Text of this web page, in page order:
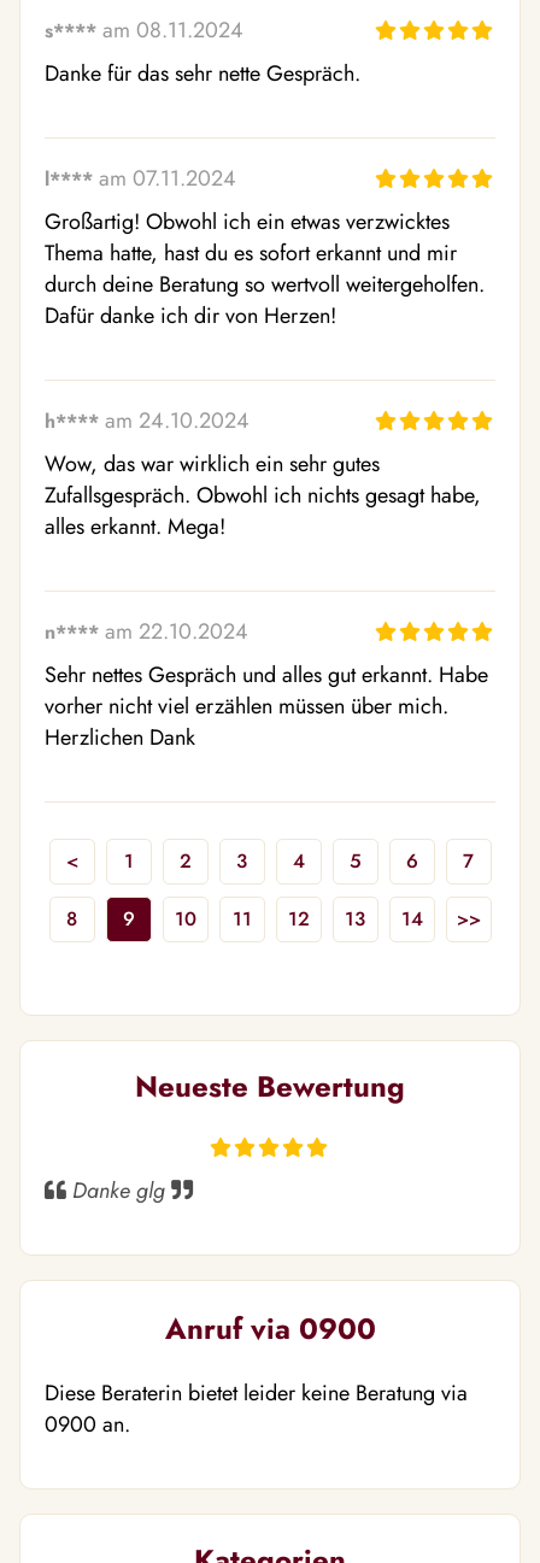
s**** am 08.11.2024
Danke für das sehr nette Gespräch.
l**** am 07.11.2024
Großartig! Obwohl ich ein etwas verzwicktes
Thema hatte, hast du es sofort erkannt und mir
durch deine Beratung so wertvoll weitergeholfen.
Dafür danke ich dir von Herzen!
h**** am 24.10.2024
Wow, das war wirklich ein sehr gutes
Zufallsgespräch. Obwohl ich nichts gesagt habe,
alles erkannt. Mega!
n**** am 22.10.2024
Sehr nettes Gespräch und alles gut erkannt. Habe
vorher nicht viel erzählen müssen über mich.
Herzlichen Dank
< 1 2 3 4 5 6 7
8 9 10 11 12 13 14 >>
Neueste Bewertung
Danke glg
Anruf via 0900
Diese Beraterin bietet leider keine Beratung via
0900 an.